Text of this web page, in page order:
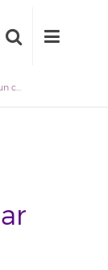
Campus África 2018 recibirá a más de un centenar de becarios del continente africano